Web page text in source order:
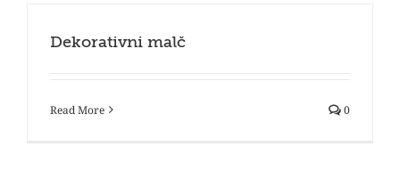
Dekorativni malč
Read More 0